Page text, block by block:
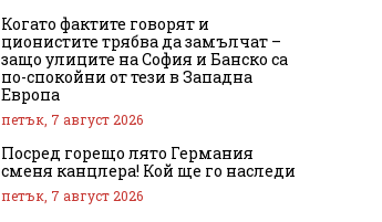
Когато фактите говорят и
ционистите трябва да замълчат –
защо улиците на София и Банско са
по-спокойни от тези в Западна
Европа
петък, 7 август 2026
Посред горещо лято Германия
сменя канцлера! Кой ще го наследи
петък, 7 август 2026